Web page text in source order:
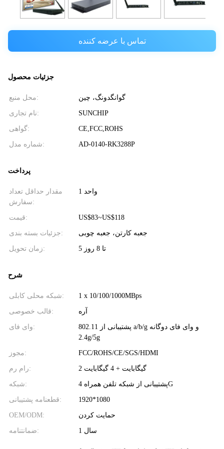
تماس با عرضه کننده
جزئیات محصول
محل منبع: گوانگدونگ، چین
نام تجاری: SUNCHIP
گواهی: CE,FCC,ROHS
شماره مدل: AD-0140-RK3288P
پرداخت
مقدار حداقل تعداد
سفارش:
1 واحد
قیمت: US$83~US$118
جزئیات بسته بندی: جعبه کارتن، جعبه چوبی
زمان تحویل: 5 تا 8 روز
شرح
شبکه محلی کابلی: 1 x 10/100/1000MBps
قالب خصوصی: آره
وای فای:
پشتیبانی از 802.11 a/b/g و وای فای دوگانه
2.4g/5g
مجوز: FCC/ROHS/CE/SGS/HDMI
رام رم: 2 گیگابایت + 4 گیگابایت
شبکه: پشتیبانی از شبکه تلفن همراه 4G
قطعنامه پشتیبانی: 1920*1080
OEM/ODM: حمایت کردن
ضمانتنامه: 1 سال